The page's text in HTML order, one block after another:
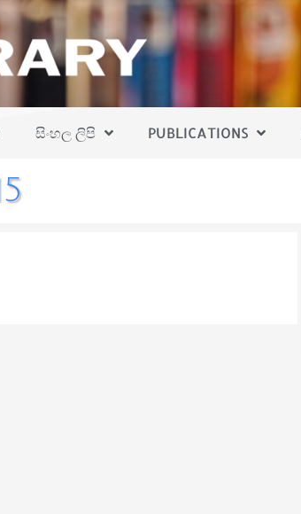
සිංහල ලිපි PUBLICATIONS